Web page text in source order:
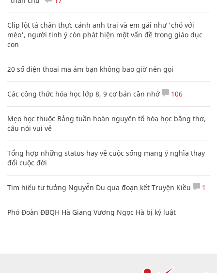
Clip lột tả chân thực cảnh anh trai và em gái như 'chó với
mèo', người tinh ý còn phát hiện một vấn đề trong giáo dục
con
20 số điện thoại ma ám bạn không bao giờ nên gọi
Các công thức hóa học lớp 8, 9 cơ bản cần nhớ 106
Mẹo học thuộc Bảng tuần hoàn nguyên tố hóa học bằng thơ,
câu nói vui vẻ
Tổng hợp những status hay về cuộc sống mang ý nghĩa thay
đổi cuộc đời
Tìm hiểu tư tưởng Nguyễn Du qua đoạn kết Truyện Kiều 1
Phó Đoàn ĐBQH Hà Giang Vương Ngọc Hà bị kỷ luật